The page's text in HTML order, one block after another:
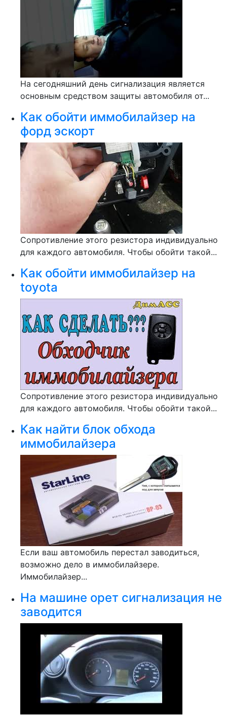
На сегодняшний день сигнализация является
основным средством защиты автомобиля от...
Как обойти иммобилайзер на
форд эскорт
Сопротивление этого резистора индивидуально
для каждого автомобиля. Чтобы обойти такой...
Как обойти иммобилайзер на
toyota
Сопротивление этого резистора индивидуально
для каждого автомобиля. Чтобы обойти такой...
Как найти блок обхода
иммобилайзера
Если ваш автомобиль перестал заводиться,
возможно дело в иммобилайзере.
Иммобилайзер...
На машине орет сигнализация не
заводится